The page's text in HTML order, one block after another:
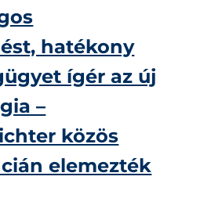
hatékony
ígér az új
–
közös
elemezték